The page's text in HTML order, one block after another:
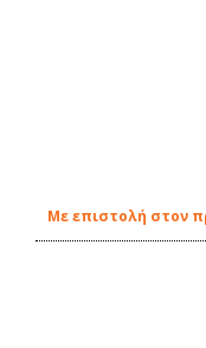
Με επιστολή στον